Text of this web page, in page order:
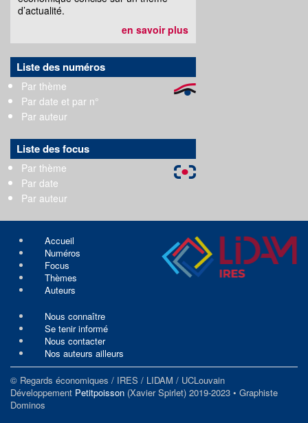
d’actualité.
en savoir plus
Liste des numéros
Par thème
Par date et par n°
Par auteur
Liste des focus
Par thème
Par date
Par auteur
Accueil
Numéros
Focus
Thèmes
Auteurs
Nous connaître
Se tenir informé
Nous contacter
Nos auteurs ailleurs
© Regards économiques / IRES / LIDAM / UCLouvain
Développement Petitpoisson (Xavier Spirlet) 2019-2023 • Graphiste
Dominos